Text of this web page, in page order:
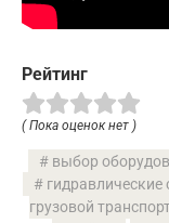
Рейтинг
( Пока оценок нет )
выбор
гидравлические
грузовой